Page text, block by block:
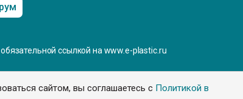
сайтом, вы соглашаетесь с Политикой в
ссылкой на www.e-plastic.ru